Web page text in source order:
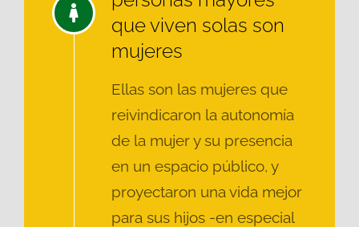
que viven solas son
mujeres
Ellas son las mujeres que
reivindicaron la autonomía
de la mujer y su presencia
en un espacio público, y
proyectaron una vida mejor
para sus hijos -en especial